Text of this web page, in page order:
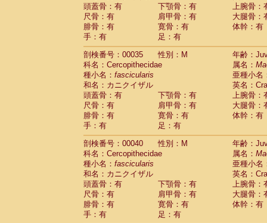
Atelidae Ateles geoffroyi
Atelidae Ateles paniscus
Atelidae Atelesspp.
Atelidae Lagothrix lagothricha
AtelidaeLagothrix lagothricha cana(0)
Pitheciidae
Cacajao calvus
PitheciidaeCallicebus cupreus(0)
Pitheciidae Callicebus donacophilus(0)
Pitheciidae Callicebus moloch(0)
Pitheciidae Callicebus torquatus(0)
Pitheciidae Callicebus
Pitheciidae Chiropotes satanas
Pitheciidae Pithecia monachus
Pitheciidae Pithecia pithecia (0)
Cercopithecidae Cercocebus agilis (0)
Cercopithecidae
Cercocebus
Cercopithecidae
Cercocebus
CercopithecidaeCercocebus
CercopithecidaeCercocebus
CercopithecidaeCercocebus hybrid(0)
CercopithecidaeCercocebus
頭蓋骨：有
下顎骨：有
上腕骨：
尺骨：有
肩甲骨：有
大腿骨：
腓骨：有
寛骨：有
体幹：有
手：有
足：有
剖検番号：00035
性別：M
年齢：
科名：Cercopithecidae
属名：
種小名： fascicularis
亜種小名
和名：カニクイザル
英名：
頭蓋骨：有
下顎骨：有
上腕骨：
尺骨：有
肩甲骨：有
大腿骨：
腓骨：有
寛骨：有
体幹：有
手：有
足：有
剖検番号：00040
性別：M
年齢：
科名：Cercopithecidae
属名：
種小名： fascicularis
亜種小名
和名：カニクイザル
英名：
頭蓋骨：有
下顎骨：有
上腕骨：
尺骨：有
肩甲骨：有
大腿骨：
腓骨：有
寛骨：有
体幹：有
手：有
足：有